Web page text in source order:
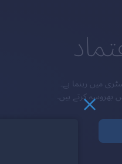
میں رہنما ہے۔